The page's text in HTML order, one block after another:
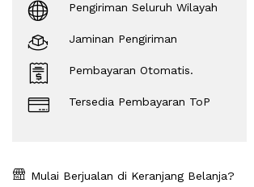
Pengiriman Seluruh Wilayah
Jaminan Pengiriman
Pembayaran Otomatis.
Tersedia Pembayaran ToP
Mulai Berjualan di Keranjang Belanja?